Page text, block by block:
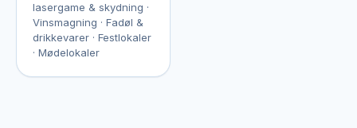
lasergame & skydning ·
Vinsmagning · Fadøl &
drikkevarer · Festlokaler
· Mødelokaler